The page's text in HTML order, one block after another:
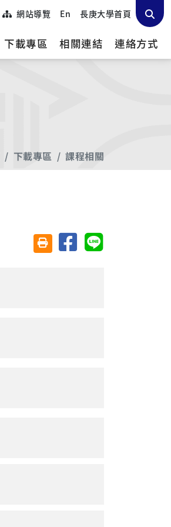
網站導覽 En 長庚大學首頁
下載專區 相關連結 連絡方式
下載專區 課程相關
友善列印(另開視窗)
分享至臉書分享至 Line